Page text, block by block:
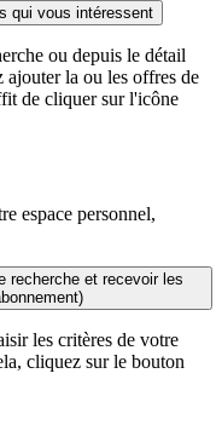
qui vous intéressent
ou depuis le détail
la ou les offres de
de cliquer sur l'icône
espace personnel,
recherche et recevoir les
les critères de votre
cliquez sur le bouton